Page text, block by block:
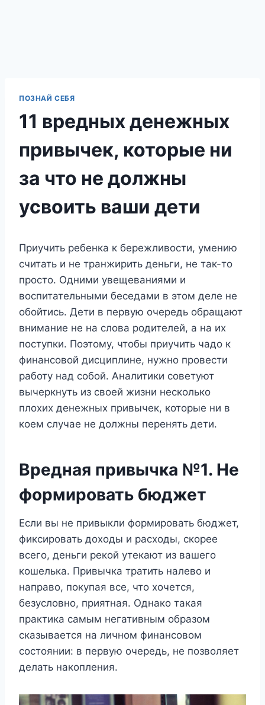
ПОЗНАЙ СЕБЯ
11 вредных денежных
привычек, которые ни
за что не должны
усвоить ваши дети
Приучить ребенка к бережливости, умению
считать и не транжирить деньги, не так-то
просто. Одними увещеваниями и
воспитательными беседами в этом деле не
обойтись. Дети в первую очередь обращают
внимание не на слова родителей, а на их
поступки. Поэтому, чтобы приучить чадо к
финансовой дисциплине, нужно провести
работу над собой. Аналитики советуют
вычеркнуть из своей жизни несколько
плохих денежных привычек, которые ни в
коем случае не должны перенять дети.
Вредная привычка №1. Не
формировать бюджет
Если вы не привыкли формировать бюджет,
фиксировать доходы и расходы, скорее
всего, деньги рекой утекают из вашего
кошелька. Привычка тратить налево и
направо, покупая все, что хочется,
безусловно, приятная. Однако такая
практика самым негативным образом
сказывается на личном финансовом
состоянии: в первую очередь, не позволяет
делать накопления.